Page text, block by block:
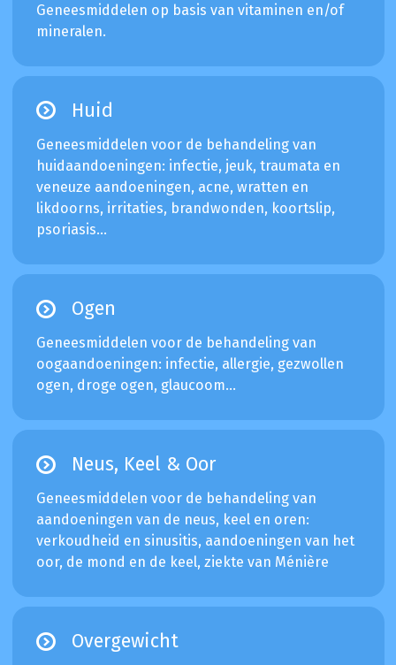
Geneesmiddelen op basis van vitaminen en/of
mineralen.
Huid
Geneesmiddelen voor de behandeling van
huidaandoeningen: infectie, jeuk, traumata en
veneuze aandoeningen, acne, wratten en
likdoorns, irritaties, brandwonden, koortslip,
psoriasis...
Ogen
Geneesmiddelen voor de behandeling van
oogaandoeningen: infectie, allergie, gezwollen
ogen, droge ogen, glaucoom...
Neus, Keel & Oor
Geneesmiddelen voor de behandeling van
aandoeningen van de neus, keel en oren:
verkoudheid en sinusitis, aandoeningen van het
oor, de mond en de keel, ziekte van Ménière
Overgewicht